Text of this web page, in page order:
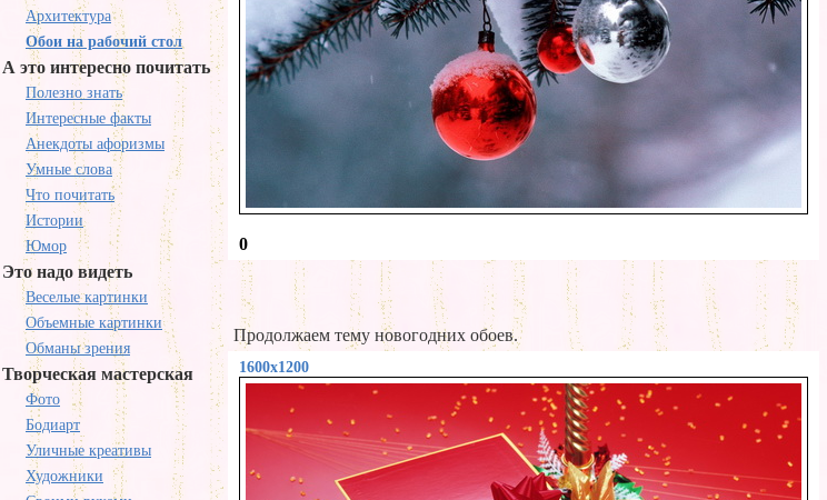
Архитектура
Обои на рабочий стол
А это интересно почитать
Полезно знать
Интересные факты
Анекдоты афоризмы
Умные слова
Что почитать
Истории
Юмор
Это надо видеть
Веселые картинки
Объемные картинки
Обманы зрения
Творческая мастерская
Фото
Бодиарт
Уличные креативы
Художники
0
Продолжаем тему новогодних обоев.
1600x1200